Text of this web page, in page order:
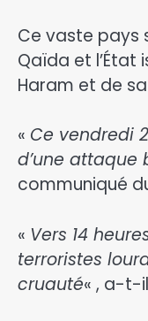
Ce vaste pays
Qaïda et l’État
Haram et de
« Ce vendredi
d’une attaque
communiqué
« Vers 14
terroristes
cruauté« , a-t-